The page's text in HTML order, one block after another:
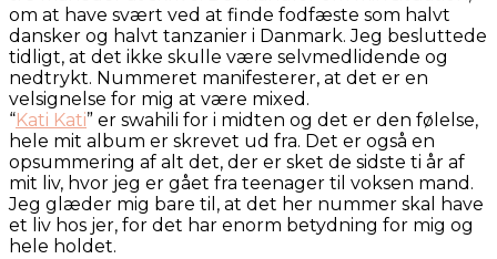
om at have svært ved at finde fodfæste som halvt
dansker og halvt tanzanier i Danmark. Jeg besluttede
tidligt, at det ikke skulle være selvmedlidende og
nedtrykt. Nummeret manifesterer, at det er en
velsignelse for mig at være mixed.
“Kati Kati” er swahili for i midten og det er den følelse,
hele mit album er skrevet ud fra. Det er også en
opsummering af alt det, der er sket de sidste ti år af
mit liv, hvor jeg er gået fra teenager til voksen mand.
Jeg glæder mig bare til, at det her nummer skal have
et liv hos jer, for det har enorm betydning for mig og
hele holdet.